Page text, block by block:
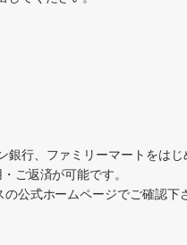
行、ファミリーマートをはじ
ご返済が可能です。
公式ホームページでご確認下